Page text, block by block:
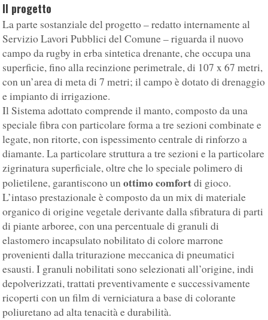
Il progetto
La parte sostanziale del progetto – redatto internamente al
Servizio Lavori Pubblici del Comune – riguarda il nuovo
campo da rugby in erba sintetica drenante, che occupa una
superficie, fino alla recinzione perimetrale, di 107 x 67 metri,
con un’area di meta di 7 metri; il campo è dotato di drenaggio
e impianto di irrigazione.
Il Sistema adottato comprende il manto, composto da una
speciale fibra con particolare forma a tre sezioni combinate e
legate, non ritorte, con ispessimento centrale di rinforzo a
diamante. La particolare struttura a tre sezioni e la particolare
zigrinatura superficiale, oltre che lo speciale polimero di
polietilene, garantiscono unottimo comfortdi gioco.
L’intaso prestazionale è composto da un mix di materiale
organico di origine vegetale derivante dalla sfibratura di parti
di piante arboree, con una percentuale di granuli di
elastomero incapsulato nobilitato di colore marrone
provenienti dalla triturazione meccanica di pneumatici
esausti. I granuli nobilitati sono selezionati all’origine, indi
depolverizzati, trattati preventivamente e successivamente
ricoperti con un film di verniciatura a base di colorante
poliuretano ad alta tenacità e durabilità.